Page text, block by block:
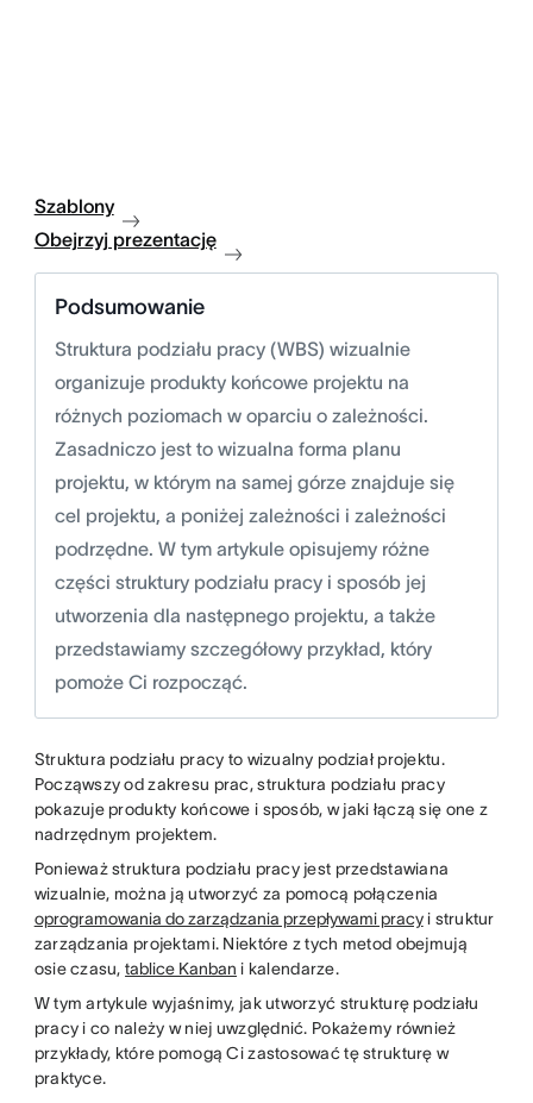
Szablony
Obejrzyj prezentację
Podsumowanie
Struktura podziału pracy (WBS) wizualnie
organizuje produkty końcowe projektu na
różnych poziomach w oparciu o zależności.
Zasadniczo jest to wizualna forma planu
projektu, w którym na samej górze znajduje się
cel projektu, a poniżej zależności i zależności
podrzędne. W tym artykule opisujemy różne
części struktury podziału pracy i sposób jej
utworzenia dla następnego projektu, a także
przedstawiamy szczegółowy przykład, który
pomoże Ci rozpocząć.
Struktura podziału pracy to wizualny podział projektu.
Począwszy od zakresu prac, struktura podziału pracy
pokazuje produkty końcowe i sposób, w jaki łączą się one z
nadrzędnym projektem.
Ponieważ struktura podziału pracy jest przedstawiana
wizualnie, można ją utworzyć za pomocą połączenia
oprogramowania do zarządzania przepływami pracyi struktur
zarządzania projektami. Niektóre z tych metod obejmują
osie czasu,tablice Kanban i kalendarze.
W tym artykule wyjaśnimy, jak utworzyć strukturę podziału
pracy i co należy w niej uwzględnić. Pokażemy również
przykłady, które pomogą Ci zastosować tę strukturę w
praktyce.